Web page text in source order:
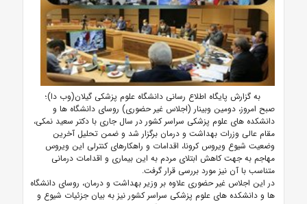
به گزارش پایگاه اطلاع رسانی دانشگاه علوم پزشکی گیلان(وب دا)؛
صبح امروز، دومین وبینار (اجلاس غیر حضوری) روسای دانشگاه ها و
دانشکده های علوم پزشکی سراسر کشور در سال جاری با دکتر سعید نمکی،
مقام عالی وزرات بهداشت و درمان برگزار شد و ضمن تحلیل آخرین
وضعیت شیوع ویروس کرونا، اقدامات و راهکارهای کنترلی این ویروس
مهاجم به جهت کاهش ابتلای مردم به این بیماری و اقدامات درمانی
متناسب با آن نیز مورد بررسی قرار گرفت.
در این اجلاس غیر حضوری علاوه بر وزیر بهداشت و درمان، روسای دانشگاه
ها و دانشکده های علوم پزشکی سراسر کشور نیز به بیان جزئیات شیوع و